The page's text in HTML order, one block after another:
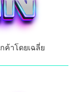
ค้าโดยเฉลี่ย